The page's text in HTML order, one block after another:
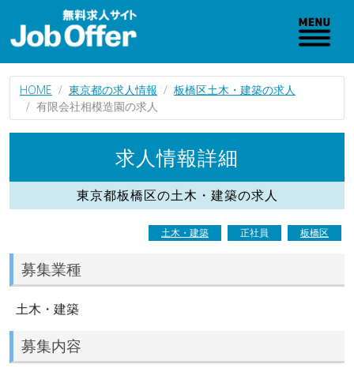
HOME 東京都の求人情報
板橋区土木・建築の求人
有限会社相模造園の求人
求人情報詳細
東京都板橋区の土木・建築の求人
土木・建築 正社員 板橋区
募集業種
土木・建築
募集内容